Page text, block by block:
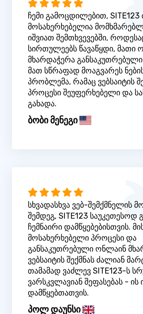
ჩემი გამოცდილებით, SITE123
მოსახერხებელია
იშვიათ შემთხვევებში,
სირთულეებს წავაწყდი, მათი
მხარდაჭერა
მათ სწრაფად მოაგვარეს
პრობლემა, რამაც ვებსაიტის
პროცესი შეუფერხებელი და
გახადა.
ბობი მენეგი
სხვადასხვა ვებ-შემქმნელის
შემდეგ, SITE123
ჩემნაირი დამწყებებისთვის.
მოსახერხებელი პროცესი და
განსაკუთრებული ონლაინ
ვებსაიტის შექმნას ძალიან
თამამად ვაძლევ SITE123-ს
ვარსკვლავიან შეფასებას -
დამწყებთათვის.
პოლ დაუნსი